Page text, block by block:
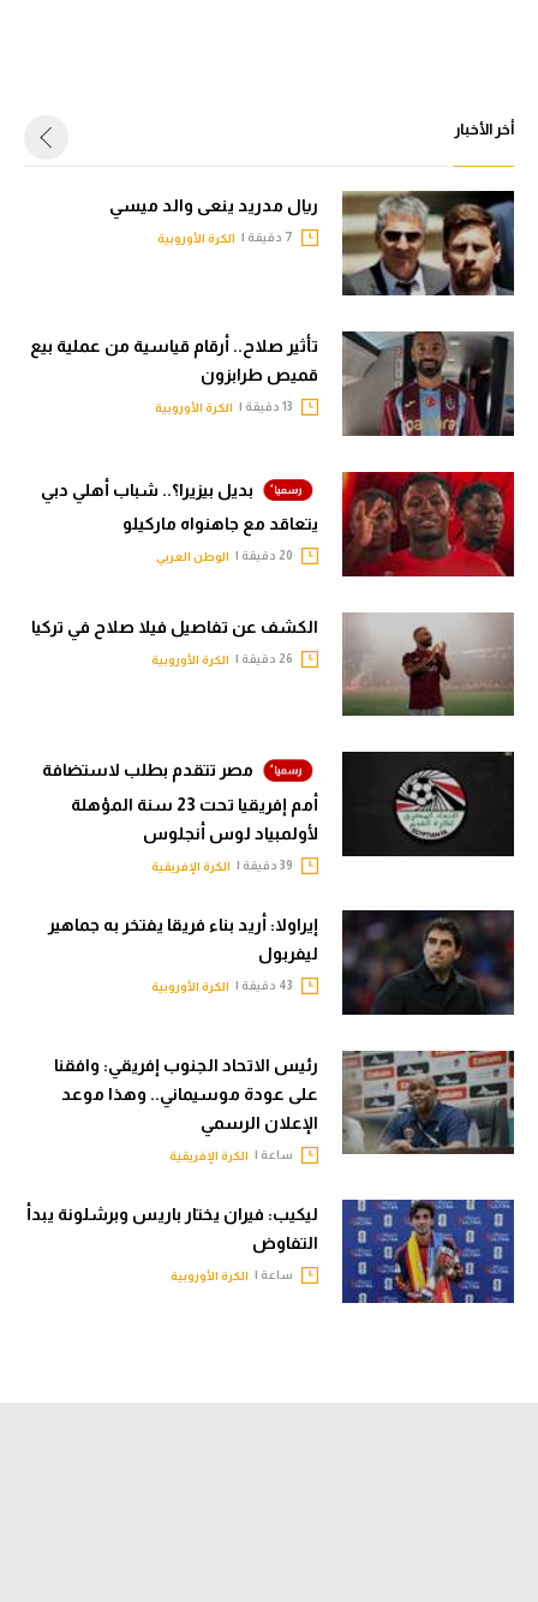
أخر الأخبار
ريال مدريد ينعى والد ميسي
الكرة الأوروبية
تأثير صلاح.. أرقام قياسية من عملية بيع
قميص طرابزون
الكرة الأوروبية
بديل بيزيرا؟.. شباب أهلي دبي
يتعاقد مع جاهنواه ماركيلو
الوطن العربي
الكشف عن تفاصيل فيلا صلاح في تركيا
الكرة الأوروبية
مصر تتقدم بطلب لاستضافة
أمم إفريقيا تحت 23 سنة المؤهلة
لأولمبياد لوس أنجلوس
الكرة الإفريقية
إيراولا: أريد بناء فريقا يفتخر به جماهير
ليفربول
الكرة الأوروبية
رئيس الاتحاد الجنوب إفريقي: وافقنا
على عودة موسيماني.. وهذا موعد
الإعلان الرسمي
ساعة | الكرة الإفريقية
ليكيب: فيران يختار باريس وبرشلونة يبدأ
التفاوض
ساعة | الكرة الأوروبية